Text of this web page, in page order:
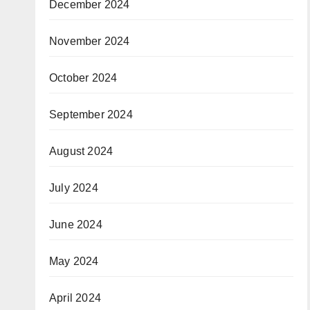
December 2024
November 2024
October 2024
September 2024
August 2024
July 2024
June 2024
May 2024
April 2024